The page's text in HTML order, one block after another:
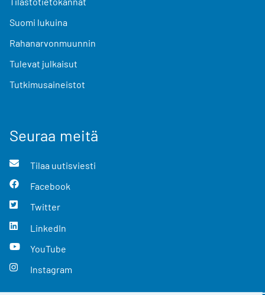
Suomi lukuina
Rahanarvonmuunnin
Tulevat julkaisut
Tutkimusaineistot
Seuraa meitä
Tilaa uutisviesti
Facebook
Twitter
LinkedIn
YouTube
Instagram